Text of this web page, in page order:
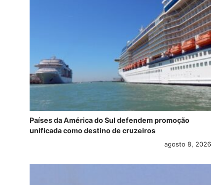
Países da América do Sul defendem promoção
unificada como destino de cruzeiros
agosto 8, 2026